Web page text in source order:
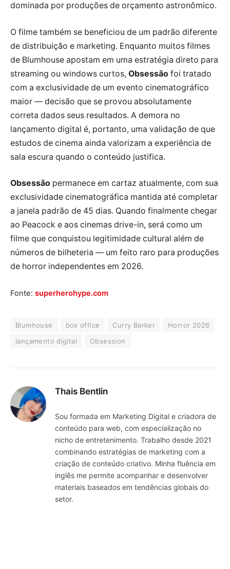
dominada por produções de orçamento astronômico.
O filme também se beneficiou de um padrão diferente
de distribuição e marketing. Enquanto muitos filmes
de Blumhouse apostam em uma estratégia direto para
streaming ou windows curtos, Obsessão foi tratado
com a exclusividade de um evento cinematográfico
maior — decisão que se provou absolutamente
correta dados seus resultados. A demora no
lançamento digital é, portanto, uma validação de que
estudos de cinema ainda valorizam a experiência de
sala escura quando o conteúdo justifica.
Obsessão permanece em cartaz atualmente, com sua
exclusividade cinematográfica mantida até completar
a janela padrão de 45 dias. Quando finalmente chegar
ao Peacock e aos cinemas drive-in, será como um
filme que conquistou legitimidade cultural além de
números de bilheteria — um feito raro para produções
de horror independentes em 2026.
Fonte: superherohype.com
Blumhouse box office Curry Barker
Horror 2026
lançamento digital
Obsession
Thais Bentlin
Sou formada em Marketing Digital e criadora de
conteúdo para web, com especialização no
nicho de entretenimento. Trabalho desde 2021
combinando estratégias de marketing com a
criação de conteúdo criativo. Minha fluência em
inglês me permite acompanhar e desenvolver
materiais baseados em tendências globais do
setor.